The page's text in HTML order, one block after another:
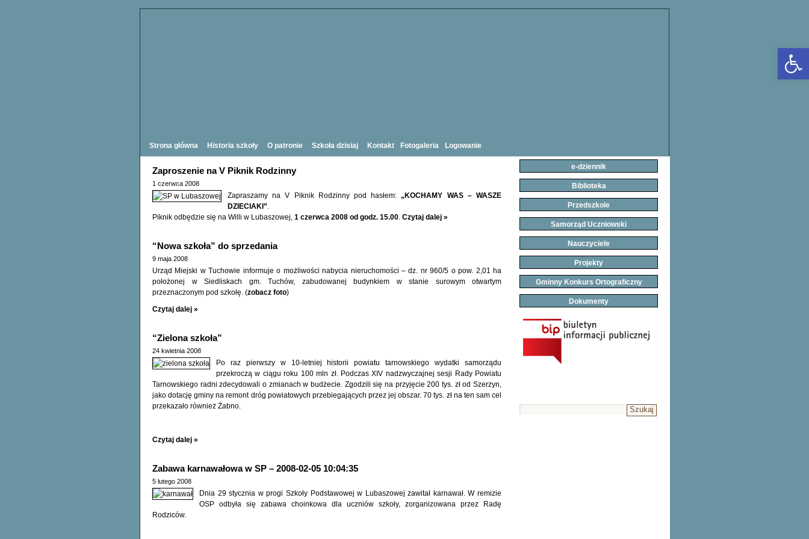
Strona główna Historia szkoły O patronie Szkoła dzisiaj Kontakt Fotogaleria Logowanie
Zaproszenie na V Piknik Rodzinny
1 czerwca 2008
Zapraszamy na V Piknik Rodzinny pod hasłem:„KOCHAMY WAS – WASZE
DZIECIAKI”.
Piknik odbędzie się na Willi w Lubaszowej, 1 czerwca 2008 od godz. 15.00. Czytaj dalej »
“Nowa szkoła” do sprzedania
9 maja 2008
Urząd Miejski w Tuchowie informuje o możliwości nabycia nieruchomości – dz. nr 960/5 o pow. 2,01 ha
położonej w Siedliskach gm. Tuchów, zabudowanej budynkiem w stanie surowym otwartym
przeznaczonym pod szkołę. (zobacz foto)
Czytaj dalej »
“Zielona szkoła”
24 kwietnia 2008
Po raz pierwszy w 10-letniej historii powiatu tarnowskiego wydatki samorządu
przekroczą w ciągu roku 100 mln zł. Podczas XIV nadzwyczajnej sesji Rady Powiatu
Tarnowskiego radni zdecydowali o zmianach w budżecie. Zgodzili się na przyjęcie 200 tys. zł od Szerzyn,
jako dotację gminy na remont dróg powiatowych przebiegających przez jej obszar. 70 tys. zł na ten sam cel
przekazało również Żabno.
Czytaj dalej »
Zabawa karnawałowa w SP – 2008-02-05 10:04:35
5 lutego 2008
Dnia 29 stycznia w progi Szkoły Podstawowej w Lubaszowej zawitał karnawał. W remizie
OSP odbyła się zabawa choinkowa dla uczniów szkoły, zorganizowana przez Radę
Rodziców.
e-dziennik
Biblioteka
Przedszkole
Samorząd Uczniowski
Nauczyciele
Projekty
Gminny Konkurs Ortograficzny
Dokumenty